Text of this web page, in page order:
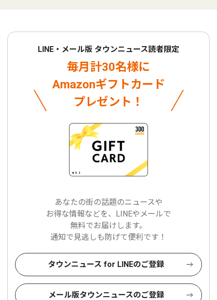
LINE・メール版 タウンニュース読者限定
毎月計30名様に
Amazonギフトカード
プレゼント！
あなたの街の話題のニュースや
お得な情報などを、LINEやメールで
無料でお届けします。
通知で見逃しも防げて便利です！
タウンニュース for LINEのご登録
メール版タウンニュースのご登録